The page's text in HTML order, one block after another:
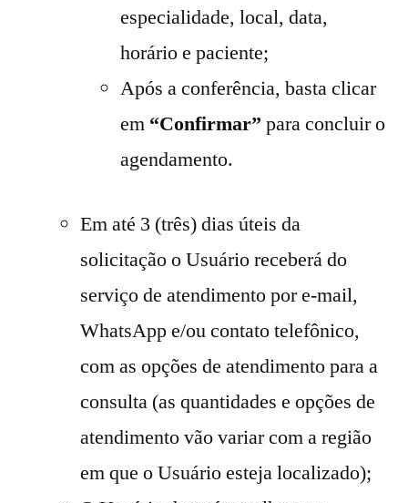
especialidade, local, data,
horário e paciente;
Após a conferência, basta clicar
em “Confirmar” para concluir o
agendamento.
Em até 3 (três) dias úteis da
solicitação o Usuário receberá do
serviço de atendimento por e-mail,
WhatsApp e/ou contato telefônico,
com as opções de atendimento para a
consulta (as quantidades e opções de
atendimento vão variar com a região
em que o Usuário esteja localizado);